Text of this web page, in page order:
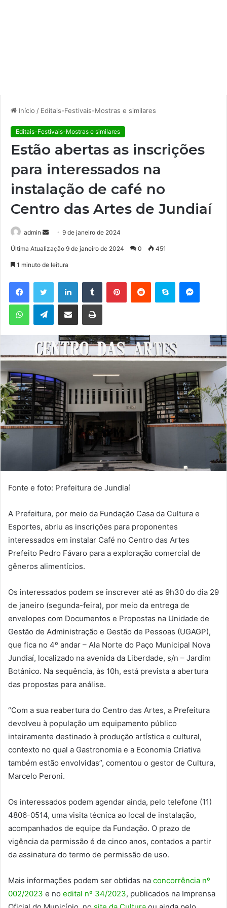
Início / Editais-Festivais-Mostras e similares
Editais-Festivais-Mostras e similares
Estão abertas as inscrições
para interessados na
instalação de café no
Centro das Artes de Jundiaí
admin
d
e
m
m
a
l
9 de janeiro de 2024
Última Atualização 9 de janeiro de 2024 0 451
1 minuto de leitura
Telegram
Fonte e foto: Prefeitura de Jundiaí
A Prefeitura, por meio da Fundação Casa da Cultura e
Esportes, abriu as inscrições para proponentes
interessados em instalar Café no Centro das Artes
Prefeito Pedro Fávaro para a exploração comercial de
gêneros alimentícios.
Os interessados podem se inscrever até as 9h30 do dia 29
de janeiro (segunda-feira), por meio da entrega de
envelopes com Documentos e Propostas na Unidade de
Gestão de Administração e Gestão de Pessoas (UGAGP),
que fica no 4º andar – Ala Norte do Paço Municipal Nova
Jundiaí, localizado na avenida da Liberdade, s/n – Jardim
Botânico. Na sequência, às 10h, está prevista a abertura
das propostas para análise.
“Com a sua reabertura do Centro das Artes, a Prefeitura
devolveu à população um equipamento público
inteiramente destinado à produção artística e cultural,
contexto no qual a Gastronomia e a Economia Criativa
também estão envolvidas”, comentou o gestor de Cultura,
Marcelo Peroni.
Os interessados podem agendar ainda, pelo telefone (11)
4806-0514, uma visita técnica ao local de instalação,
acompanhados de equipe da Fundação. O prazo de
vigência da permissão é de cinco anos, contados a partir
da assinatura do termo de permissão de uso.
Mais informações podem ser obtidas na concorrência nº
002/2023 e no edital nº 34/2023, publicados na Imprensa